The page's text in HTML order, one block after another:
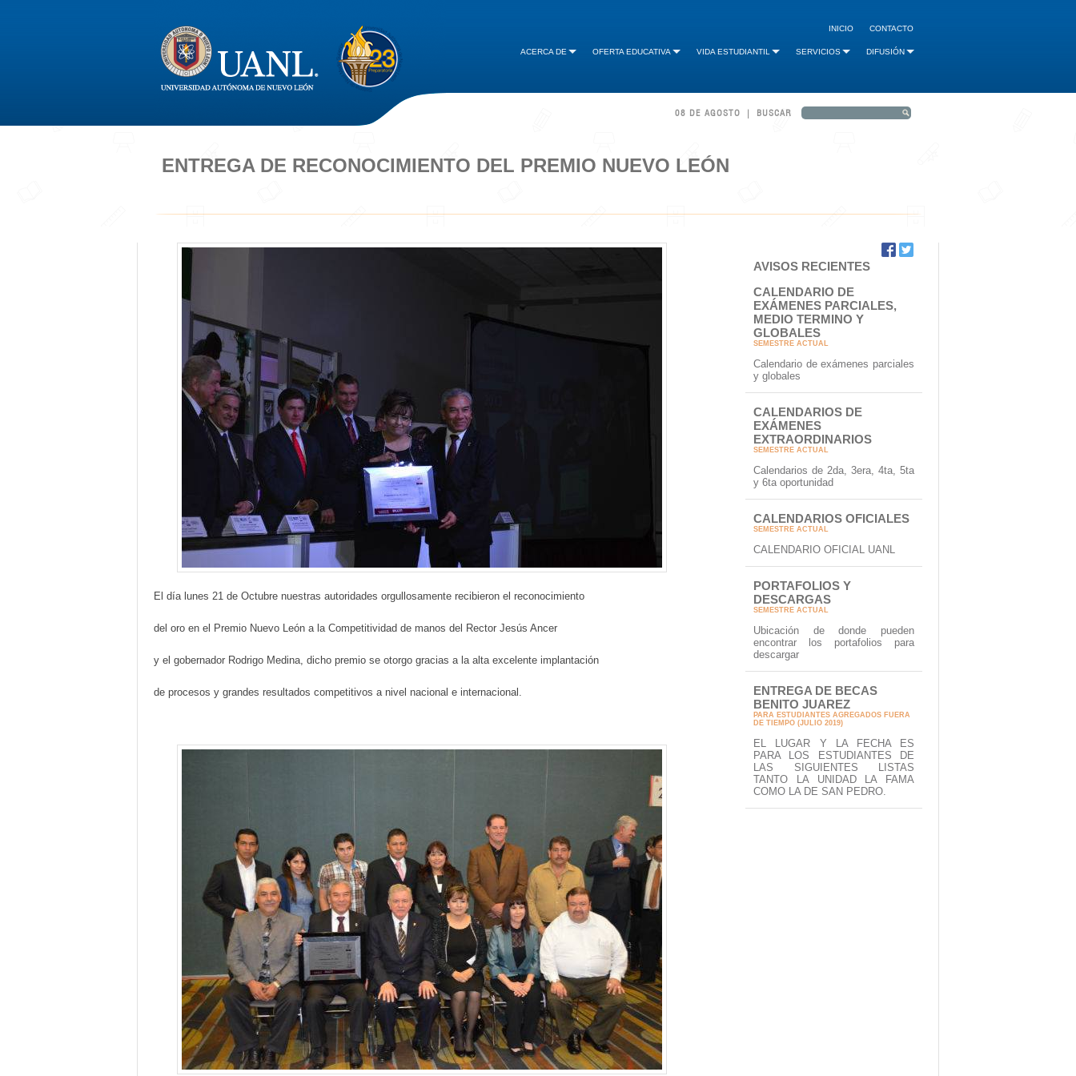
INICIO CONTACTO
ACERCA DE OFERTA EDUCATIVA VIDA ESTUDIANTIL SERVICIOS DIFUSIÓN
08 DE AGOSTO | BUSCAR
ENTREGA DE RECONOCIMIENTO DEL PREMIO NUEVO LEÓN
El día lunes 21 de Octubre nuestras autoridades orgullosamente recibieron el reconocimiento
del oro en el Premio Nuevo León a la Competitividad de manos del Rector Jesús Ancer
y el gobernador Rodrigo Medina, dicho premio se otorgo gracias a la alta excelente implantación
de procesos y grandes resultados competitivos a nivel nacional e internacional.
AVISOS RECIENTES
CALENDARIO DE
EXÁMENES PARCIALES,
MEDIO TERMINO Y
GLOBALES
SEMESTRE ACTUAL
Calendario de exámenes parciales
y globales
CALENDARIOS DE
EXÁMENES
EXTRAORDINARIOS
SEMESTRE ACTUAL
Calendarios de 2da, 3era, 4ta, 5ta
y 6ta oportunidad
CALENDARIOS OFICIALES
SEMESTRE ACTUAL
CALENDARIO OFICIAL UANL
PORTAFOLIOS Y
DESCARGAS
SEMESTRE ACTUAL
Ubicación de donde pueden
encontrar los portafolios para
descargar
ENTREGA DE BECAS
BENITO JUAREZ
PARA ESTUDIANTES AGREGADOS FUERA
DE TIEMPO (JULIO 2019)
EL LUGAR Y LA FECHA ES
PARA LOS ESTUDIANTES DE
LAS SIGUIENTES LISTAS
TANTO LA UNIDAD LA FAMA
COMO LA DE SAN PEDRO.